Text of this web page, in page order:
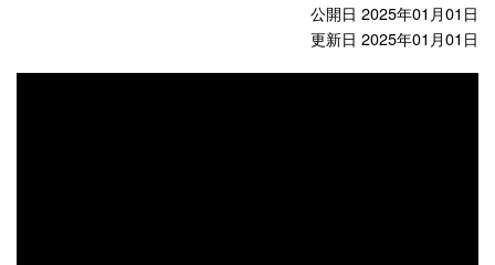
公開日 2025年01月01日
更新日 2025年01月01日